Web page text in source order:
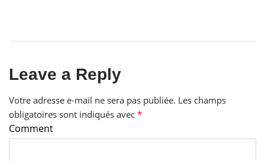
Leave a Reply
Votre adresse e-mail ne sera pas publiée. Les champs
obligatoires sont indiqués avec *
Comment